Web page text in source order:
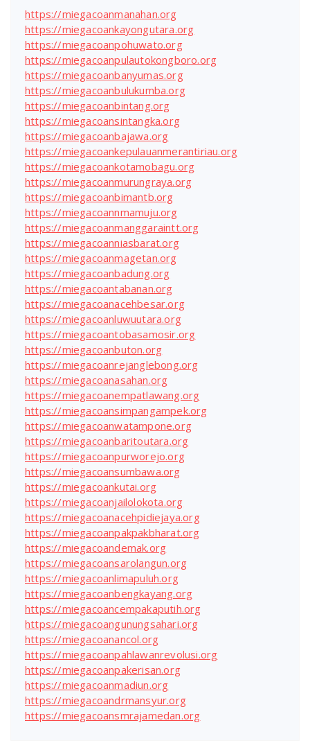
https://miegacoanmanahan.org
https://miegacoankayongutara.org
https://miegacoanpohuwato.org
https://miegacoanpulautokongboro.org
https://miegacoanbanyumas.org
https://miegacoanbulukumba.org
https://miegacoanbintang.org
https://miegacoansintangka.org
https://miegacoanbajawa.org
https://miegacoankepulauanmerantiriau.org
https://miegacoankotamobagu.org
https://miegacoanmurungraya.org
https://miegacoanbimantb.org
https://miegacoannmamuju.org
https://miegacoanmanggaraintt.org
https://miegacoanniasbarat.org
https://miegacoanmagetan.org
https://miegacoanbadung.org
https://miegacoantabanan.org
https://miegacoanacehbesar.org
https://miegacoanluwuutara.org
https://miegacoantobasamosir.org
https://miegacoanbuton.org
https://miegacoanrejanglebong.org
https://miegacoanasahan.org
https://miegacoanempatlawang.org
https://miegacoansimpangampek.org
https://miegacoanwatampone.org
https://miegacoanbaritoutara.org
https://miegacoanpurworejo.org
https://miegacoansumbawa.org
https://miegacoankutai.org
https://miegacoanjailolokota.org
https://miegacoanacehpidiejaya.org
https://miegacoanpakpakbharat.org
https://miegacoandemak.org
https://miegacoansarolangun.org
https://miegacoanlimapuluh.org
https://miegacoanbengkayang.org
https://miegacoancempakaputih.org
https://miegacoangunungsahari.org
https://miegacoanancol.org
https://miegacoanpahlawanrevolusi.org
https://miegacoanpakerisan.org
https://miegacoanmadiun.org
https://miegacoandrmansyur.org
https://miegacoansmrajamedan.org